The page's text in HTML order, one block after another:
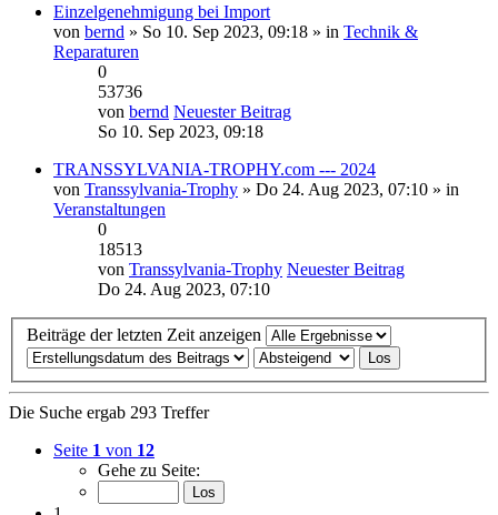
Einzelgenehmigung bei Import
von bernd » So 10. Sep 2023, 09:18 » in Technik &
Reparaturen
0
53736
von bernd Neuester Beitrag
So 10. Sep 2023, 09:18
TRANSSYLVANIA-TROPHY.com --- 2024
von Transsylvania-Trophy » Do 24. Aug 2023, 07:10 » in
Veranstaltungen
0
18513
von Transsylvania-Trophy Neuester Beitrag
Do 24. Aug 2023, 07:10
Beiträge der letzten Zeit anzeigen
Die Suche ergab 293 Treffer
Seite 1 von 12
Gehe zu Seite: